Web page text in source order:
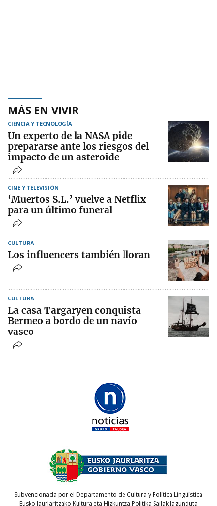
MÁS EN VIVIR
CIENCIA Y TECNOLOGÍA
Un experto de la NASA pide
prepararse ante los riesgos del
impacto de un asteroide
CINE Y TELEVISIÓN
‘Muertos S.L.’ vuelve a Netflix
para un último funeral
CULTURA
Los influencers también lloran
CULTURA
La casa Targaryen conquista
Bermeo a bordo de un navío
vasco
Subvencionada por el Departamento de Cultura y Política Lingüística
Eusko Jaurlaritzako Kultura eta Hizkuntza Politika Sailak lagunduta